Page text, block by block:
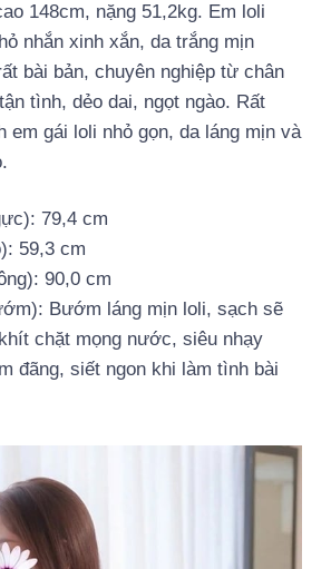
148cm, nặng 51,2kg. Em loli
nhắn xinh xắn, da trắng mịn
bài bản, chuyên nghiệp từ chân
tình, dẻo dai, ngọt ngào. Rất
em gái loli nhỏ gọn, da láng mịn và
79,4 cm
59,3 cm
90,0 cm
Bướm láng mịn loli, sạch sẽ
chặt mọng nước, siêu nhạy
đãng, siết ngon khi làm tình bài